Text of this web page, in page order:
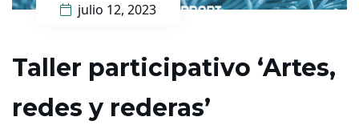
julio 12, 2023
Taller participativo ‘Artes,
redes y rederas’